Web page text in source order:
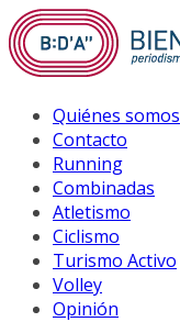
Saltar
al
contenido
Quiénes somos
Contacto
Running
Combinadas
Atletismo
Ciclismo
Turismo Activo
Volley
Opinión